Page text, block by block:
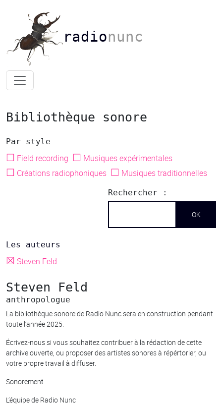
radionunc
Bibliothèque sonore
Par style
☐ Field recording ☐ Musiques expérimentales
☐ Créations radiophoniques ☐ Musiques traditionnelles
Rechercher :
Les auteurs
☒ Steven Feld
Steven Feld
anthropologue
La bibliothèque sonore de Radio Nunc sera en construction pendant
toute l’année 2025.
Écrivez-nous si vous souhaitez contribuer à la rédaction de cette
archive ouverte, ou proposer des artistes sonores à répértorier, ou
votre propre travail à diffuser.
Sonorement
L’équipe de Radio Nunc